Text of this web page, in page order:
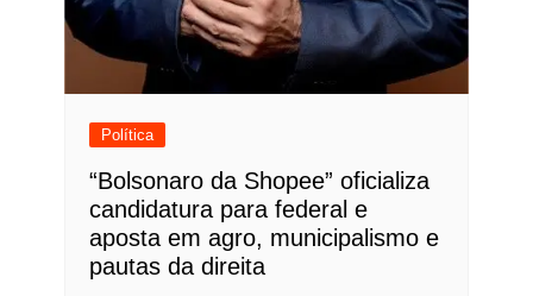
Política
“Bolsonaro da Shopee” oficializa
candidatura para federal e
aposta em agro, municipalismo e
pautas da direita